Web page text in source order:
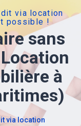
via location
possible !
sans
à
via location